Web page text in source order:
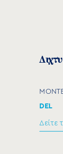
DEL
Δείτε